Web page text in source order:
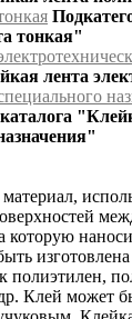
тонкая"
лента
которую
полиэтилен,
Клей может